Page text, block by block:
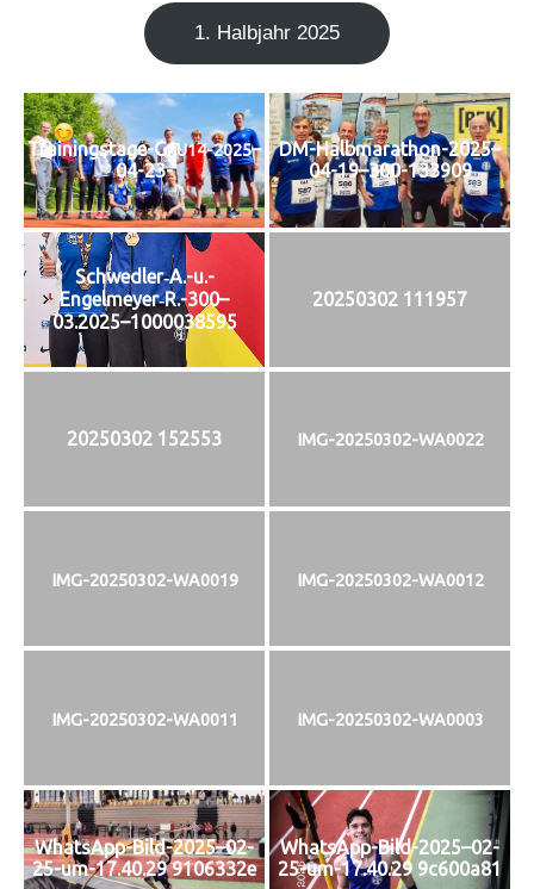
1. Halb­jahr 2025
Trainingstage-Gr.U14-2025–
04-23-
DM-Halbmarathon-2025–
04-19–300-133909
Schwedler‑A.-u.-
Engelmeyer‑R.-300–
03.2025–1000038595
20250302 111957
20250302 152553 IMG-20250302-WA0022
IMG-20250302-WA0019 IMG-20250302-WA0012
IMG-20250302-WA0011 IMG-20250302-WA0003
WhatsApp-Bild-2025–02-
25-um-17.40.29 9106332e
WhatsApp-Bild-2025–02-
25-um-17.40.29 9c600a81